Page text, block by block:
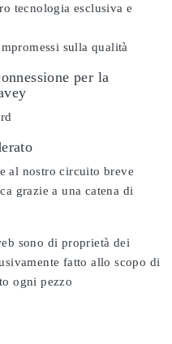
tecnologia esclusiva e
sulla qualità
per la
al nostro circuito breve
grazie a una catena di
sono di proprietà dei
fatto allo scopo di
ogni pezzo